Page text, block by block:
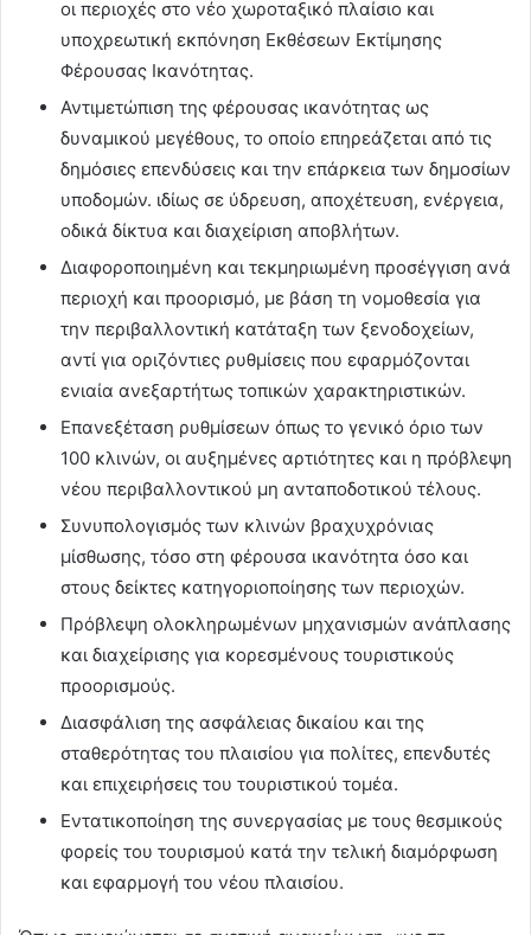
οι περιοχές στο νέο χωροταξικό πλαίσιο και
υποχρεωτική εκπόνηση Εκθέσεων Εκτίμησης
Φέρουσας Ικανότητας.
Αντιμετώπιση της φέρουσας ικανότητας ως
δυναμικού μεγέθους, το οποίο επηρεάζεται από τις
δημόσιες επενδύσεις και την επάρκεια των δημοσίων
υποδομών. ιδίως σε ύδρευση, αποχέτευση, ενέργεια,
οδικά δίκτυα και διαχείριση αποβλήτων.
Διαφοροποιημένη και τεκμηριωμένη προσέγγιση ανά
περιοχή και προορισμό, με βάση τη νομοθεσία για
την περιβαλλοντική κατάταξη των ξενοδοχείων,
αντί για οριζόντιες ρυθμίσεις που εφαρμόζονται
ενιαία ανεξαρτήτως τοπικών χαρακτηριστικών.
Επανεξέταση ρυθμίσεων όπως το γενικό όριο των
100 κλινών, οι αυξημένες αρτιότητες και η πρόβλεψη
νέου περιβαλλοντικού μη ανταποδοτικού τέλους.
Συνυπολογισμός των κλινών βραχυχρόνιας
μίσθωσης, τόσο στη φέρουσα ικανότητα όσο και
στους δείκτες κατηγοριοποίησης των περιοχών.
Πρόβλεψη ολοκληρωμένων μηχανισμών ανάπλασης
και διαχείρισης για κορεσμένους τουριστικούς
προορισμούς.
Διασφάλιση της ασφάλειας δικαίου και της
σταθερότητας του πλαισίου για πολίτες, επενδυτές
και επιχειρήσεις του τουριστικού τομέα.
Εντατικοποίηση της συνεργασίας με τους θεσμικούς
φορείς του τουρισμού κατά την τελική διαμόρφωση
και εφαρμογή του νέου πλαισίου.